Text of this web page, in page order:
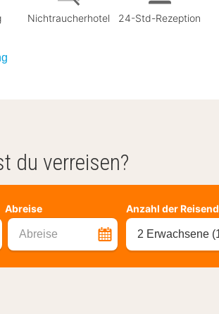
Nichtraucherhotel 24-Std-Rezeption
du verreisen?
Abreise
Abreise
Anzahl der
2 Erwachsene